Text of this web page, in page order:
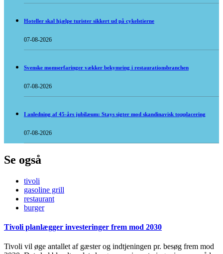
Hoteller skal hjælpe turister sikkert ud på cykelstierne
07-08-2026
Svenske momserfaringer vækker bekymring i restaurationsbranchen
07-08-2026
I anledning af 45-års jubilæum: Stays sigter mod skandinavisk topplacering
07-08-2026
Se også
tivoli
gasoline grill
restaurant
burger
Tivoli planlægger investeringer frem mod 2030
Tivoli vil øge antallet af gæster og indtjeningen pr. besøg frem mod